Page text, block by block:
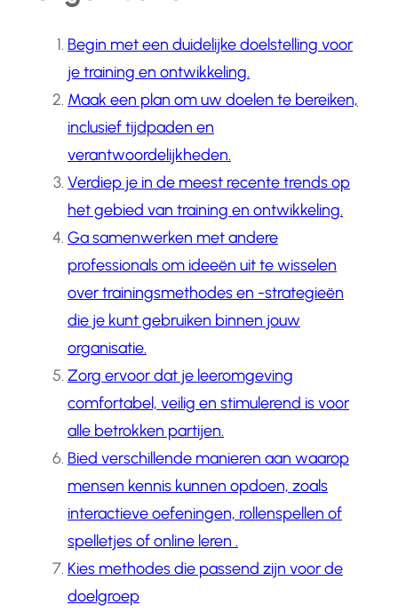
Begin met een duidelijke doelstelling voor
je training en ontwikkeling.
Maak een plan om uw doelen te bereiken,
inclusief tijdpaden en
verantwoordelijkheden.
Verdiep je in de meest recente trends op
het gebied van training en ontwikkeling.
Ga samenwerken met andere
professionals om ideeën uit te wisselen
over trainingsmethodes en -strategieën
die je kunt gebruiken binnen jouw
organisatie.
Zorg ervoor dat je leeromgeving
comfortabel, veilig en stimulerend is voor
alle betrokken partijen.
Bied verschillende manieren aan waarop
mensen kennis kunnen opdoen, zoals
interactieve oefeningen, rollenspellen of
spelletjes of online leren .
Kies methodes die passend zijn voor de
doelgroep